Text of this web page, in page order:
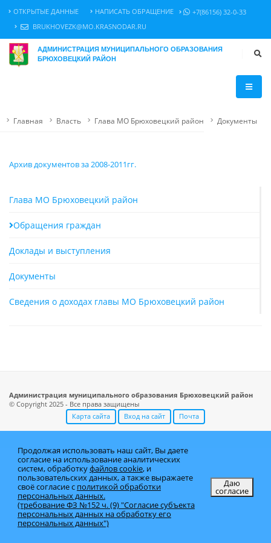
ОТКРЫТЫЕ ДАННЫЕ НАПИСАТЬ ОБРАЩЕНИЕ
+7(86156) 32-0-33
BRUKHOVEZK@MO.KRASNODAR.RU
АДМИНИСТРАЦИЯ МУНИЦИПАЛЬНОГО ОБРАЗОВАНИЯ
БРЮХОВЕЦКИЙ РАЙОН
Главная Власть Глава МО Брюховецкий район Документы
Глава МО Брюховецкий район
Обращения граждан
Доклады и выступления
Документы
Сведения о доходах главы МО Брюховецкий район
Архив документов за 2008-2011гг.
Администрация муниципального образования Брюховецкий район
© Copyright 2025 - Все права защищены
Карта сайта Вход на сайт Почта
Продолжая использовать наш сайт, Вы даете
согласие на использование аналитических
систем, обработкуфайлов cookie, и
пользовательских данных, а также выражаете
своё согласие с политикой обработки
персональных данных.
(требование ФЗ №152 ч. (9) "Согласие субъекта
персональных данных на обработку его
персональных данных")
Даю
согласие